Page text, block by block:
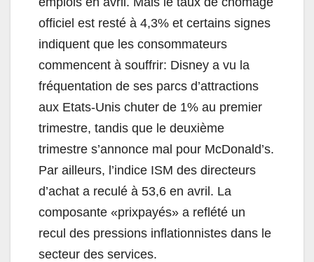
officiel est resté à 4,3% et certains signes
indiquent que les consommateurs
commencent à souffrir: Disney a vu la
fréquentation de ses parcs d’attractions
aux Etats-Unis chuter de 1% au premier
trimestre, tandis que le deuxième
trimestre s’annonce mal pour McDonald’s.
Par ailleurs, l’indice ISM des directeurs
d’achat a reculé à 53,6 en avril. La
composante «prixpayés» a reflété un
recul des pressions inflationnistes dans le
secteur des services.